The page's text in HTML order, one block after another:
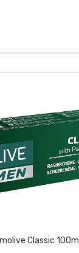
Classic 100ml